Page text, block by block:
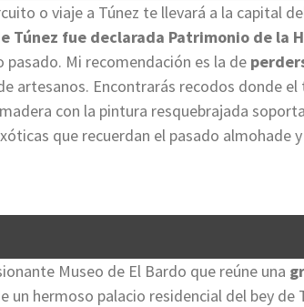
o viaje a Túnez te llevará a la capital
Túnez fue declarada Patrimonio de la
pasado. Mi recomendación es la de
artesanos. Encontrarás recodos donde el
con la pintura resquebrajada
que recuerdan el pasado almohade
Museo de El Bardo que reúne una
un hermoso palacio residencial del bey de